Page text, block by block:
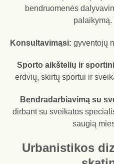
bendruomenės
palaikymą.
Konsultavimąsi: gyventojų
Sporto aikštelių ir
erdvių, skirtų sportui ir
Bendradarbiavimą su
dirbant su sveikatos
saugią
Urbanistikos